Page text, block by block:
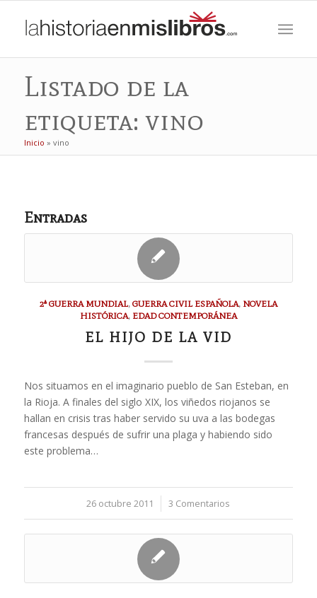
Listado de la
etiqueta: vino
Inicio » vino
Entradas
2ª GUERRA MUNDIAL, GUERRA CIVIL ESPAÑOLA, NOVELA
HISTÓRICA, EDAD CONTEMPORÁNEA
EL HIJO DE LA VID
Nos situamos en el imaginario pueblo de San Esteban, en
la Rioja. A finales del siglo XIX, los viñedos riojanos se
hallan en crisis tras haber servido su uva a las bodegas
francesas después de sufrir una plaga y habiendo sido
este problema…
26 octubre 2011
/ 3 Comentarios